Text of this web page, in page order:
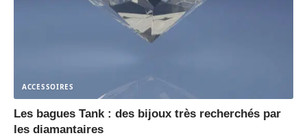
ACCESSOIRES
Les bagues Tank : des bijoux très recherchés par
les diamantaires